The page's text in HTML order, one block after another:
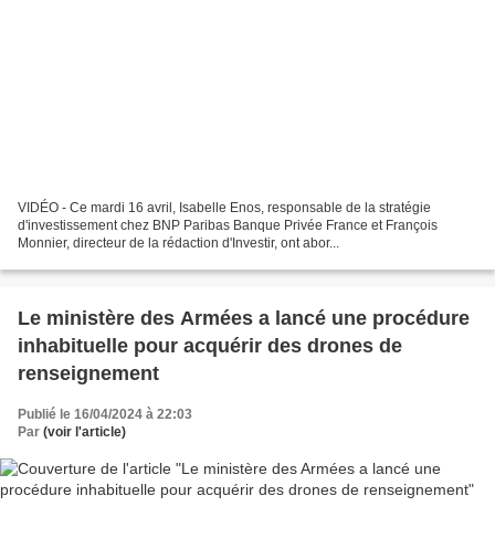
VIDÉO - Ce mardi 16 avril, Isabelle Enos, responsable de la stratégie
d'investissement chez BNP Paribas Banque Privée France et François
Monnier, directeur de la rédaction d'Investir, ont abor...
Le ministère des Armées a lancé une procédure
inhabituelle pour acquérir des drones de
renseignement
Publié le 16/04/2024 à 22:03
Par (voir l'article)